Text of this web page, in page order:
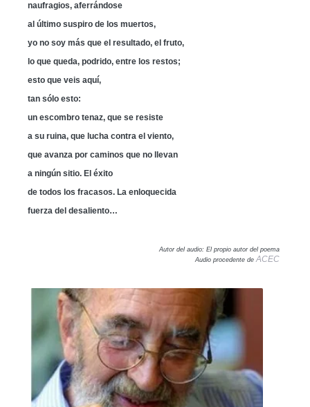
naufragios, aferrándose
al último suspiro de los muertos,
yo no soy más que el resultado, el fruto,
lo que queda, podrido, entre los restos;
esto que veis aquí,
tan sólo esto:
un escombro tenaz, que se resiste
a su ruina, que lucha contra el viento,
que avanza por caminos que no llevan
a ningún sitio. El éxito
de todos los fracasos. La enloquecida
fuerza del desaliento…
Autor del audio: El propio autor del poema
Audio procedente de ACEC